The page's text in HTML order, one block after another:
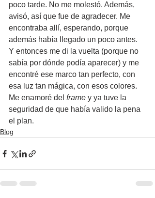
poco tarde. No me molestó. Además,
avisó, así que fue de agradecer. Me
encontraba allí, esperando, porque
además había llegado un poco antes.
Y entonces me di la vuelta (porque no
sabía por dónde podía aparecer) y me
encontré ese marco tan perfecto, con
esa luz tan mágica, con esos colores.
Me enamoré del frame y ya tuve la
seguridad de que había valido la pena
el plan.
Blog